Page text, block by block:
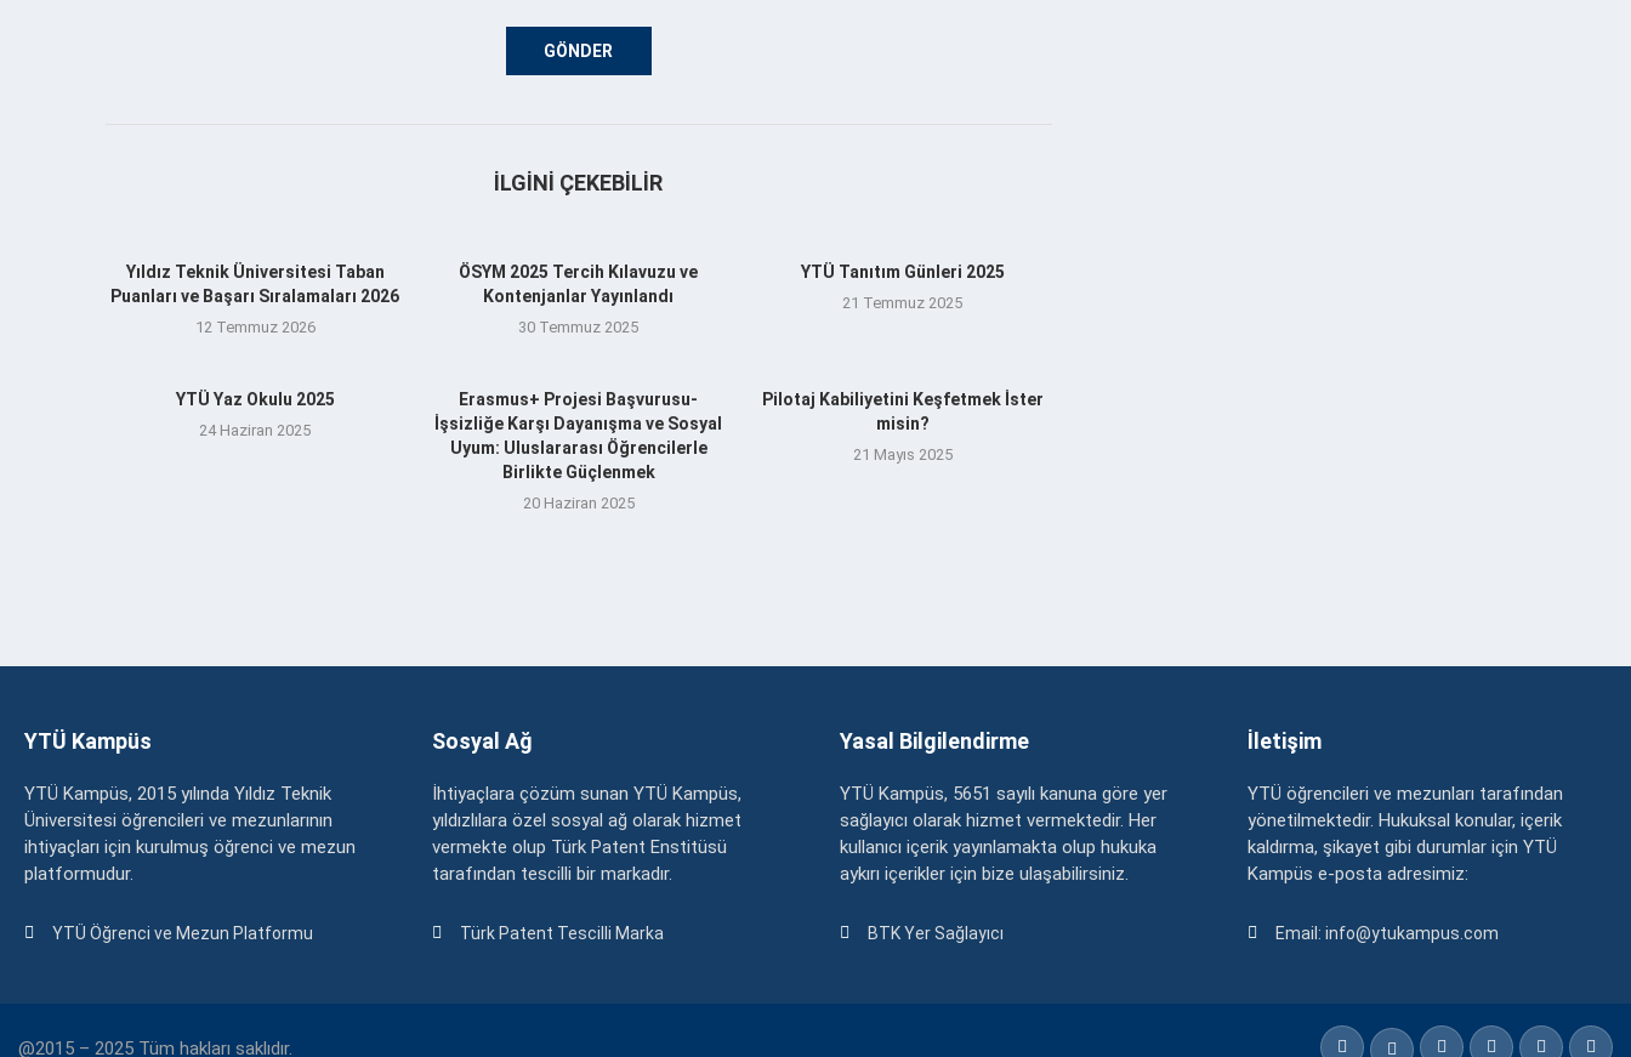
İLGINI ÇEKEBILIR
Yıldız Teknik Üniversitesi Taban
Puanları ve Başarı Sıralamaları 2026
12 Temmuz 2026
ÖSYM 2025 Tercih Kılavuzu ve
Kontenjanlar Yayınlandı
30 Temmuz 2025
YTÜ Tanıtım Günleri 2025
21 Temmuz 2025
YTÜ Yaz Okulu 2025
24 Haziran 2025
Erasmus+ Projesi Başvurusu-
İşsizliğe Karşı Dayanışma ve Sosyal
Uyum: Uluslararası Öğrencilerle
Birlikte Güçlenmek
20 Haziran 2025
Pilotaj Kabiliyetini Keşfetmek İster
misin?
21 Mayıs 2025
YTÜ Kampüs
YTÜ Kampüs, 2015 yılında Yıldız Teknik
Üniversitesi öğrencileri ve mezunlarının
ihtiyaçları için kurulmuş öğrenci ve mezun
platformudur.
YTÜ Öğrenci ve Mezun Platformu
Sosyal Ağ
İhtiyaçlara çözüm sunan YTÜ Kampüs,
yıldızlılara özel sosyal ağ olarak hizmet
vermekte olup Türk Patent Enstitüsü
tarafından tescilli bir markadır.
Türk Patent Tescilli Marka
Yasal Bilgilendirme
YTÜ Kampüs, 5651 sayılı kanuna göre yer
sağlayıcı olarak hizmet vermektedir. Her
kullanıcı içerik yayınlamakta olup hukuka
aykırı içerikler için bize ulaşabilirsiniz.
BTK Yer Sağlayıcı
İletişim
YTÜ öğrencileri ve mezunları tarafından
yönetilmektedir. Hukuksal konular, içerik
kaldırma, şikayet gibi durumlar için YTÜ
Kampüs e-posta adresimiz:
Email: info@ytukampus.com
@2015 – 2025 Tüm hakları saklıdır.